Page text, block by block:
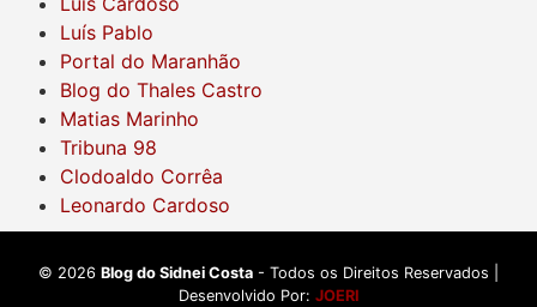
Luís Pablo
Portal do Maranhão
Blog do Thales Castro
Matias Marinho
Tribuna 98
Clodoaldo Corrêa
Leonardo Cardoso
© 2026 Blog do Sidnei Costa - Todos os Direitos Reservados |
Desenvolvido Por: JOERI